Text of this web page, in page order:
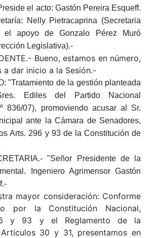
el acto: Gastón Pereira Esqueff.
Nelly Pietracaprina (Secretaria
el apoyo de Gonzalo Pérez Muró
Legislativa).-
Bueno, estamos en número,
a dar inicio a la Sesión.-
: "Tratamiento de la gestión planteada
Ediles del Partido Nacional
836/07), promoviendo acusar al Sr.
ante la Cámara de Senadores,
Arts. 296 y 93 de la Constitución de
"Señor Presidente de la
Ingeniero Agrimensor Gastón
mayor consideración: Conforme
por la Constitución Nacional,
y 93 y el Reglamento de la
30 y 31, presentamos en